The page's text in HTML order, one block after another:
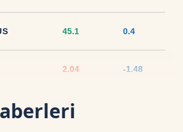
45.1 0.4
2.04 -1.48
1.0502